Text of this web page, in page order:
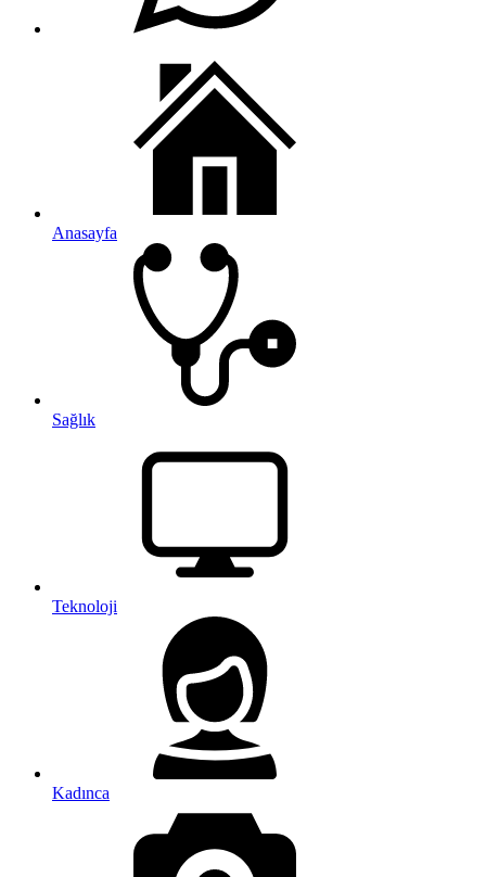
Anasayfa
Sağlık
Teknoloji
Kadınca